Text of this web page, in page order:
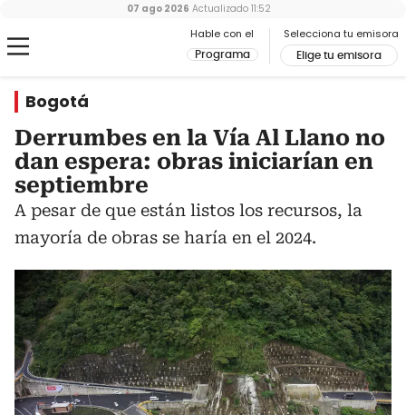
Hable con el
Programa
Selecciona tu emisora
Elige tu emisora
07 ago 2026 Actualizado 11:52
Bogotá
Derrumbes en la Vía Al Llano no
dan espera: obras iniciarían en
septiembre
A pesar de que están listos los recursos, la
mayoría de obras se haría en el 2024.